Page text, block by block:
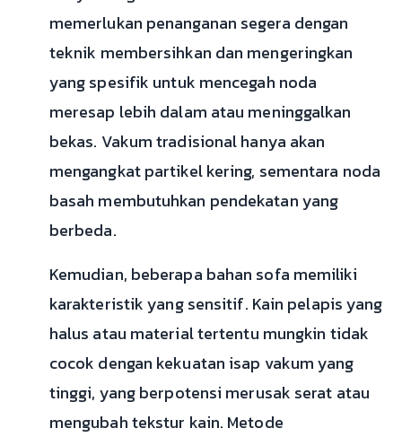
memerlukan penanganan segera dengan
teknik membersihkan dan mengeringkan
yang spesifik untuk mencegah noda
meresap lebih dalam atau meninggalkan
bekas. Vakum tradisional hanya akan
mengangkat partikel kering, sementara noda
basah membutuhkan pendekatan yang
berbeda.
Kemudian, beberapa bahan sofa memiliki
karakteristik yang sensitif. Kain pelapis yang
halus atau material tertentu mungkin tidak
cocok dengan kekuatan isap vakum yang
tinggi, yang berpotensi merusak serat atau
mengubah tekstur kain. Metode